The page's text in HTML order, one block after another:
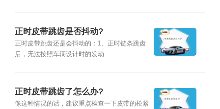
正时皮带跳齿是否抖动?
正时皮带跳齿还是会抖动的：1、正时链条跳齿
后，无法按照车辆设计时的发动...
正时皮带跳齿了怎么办?
像这种情况的话，建议重点检查一下皮带的松紧